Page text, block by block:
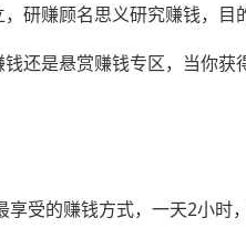
研赚顾名思义研究赚钱，目
还是悬赏赚钱专区，当你获
受的赚钱方式，一天2小时